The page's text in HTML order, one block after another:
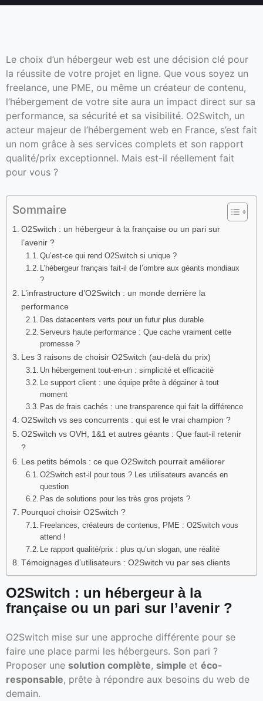
Le choix d’un hébergeur web est une décision clé pour
la réussite de votre projet en ligne. Que vous soyez un
freelance, une PME, ou même un créateur de contenu,
l’hébergement de votre site aura un impact direct sur sa
performance, sa sécurité et sa visibilité. O2Switch, un
acteur majeur de l’hébergement web en France, s’est fait
un nom grâce à ses services complets et son rapport
qualité/prix exceptionnel. Mais est-il réellement fait
pour vous ?
Sommaire
O2Switch : un hébergeur à la française ou un pari sur
l’avenir ?
Qu’est-ce qui rend O2Switch si unique ?
L’hébergeur français fait-il de l’ombre aux géants mondiaux
?
L’infrastructure d’O2Switch : un monde derrière la
performance
Des datacenters verts pour un futur plus durable
Serveurs haute performance : Que cache vraiment cette
promesse ?
Les 3 raisons de choisir O2Switch (au-delà du prix)
Un hébergement tout-en-un : simplicité et efficacité
Le support client : une équipe prête à dégainer à tout
moment
Pas de frais cachés : une transparence qui fait la différence
O2Switch vs ses concurrents : qui est le vrai champion ?
O2Switch vs OVH, 1&1 et autres géants : Que faut-il retenir
?
Les petits bémols : ce que O2Switch pourrait améliorer
O2Switch est-il pour tous ? Les utilisateurs avancés en
question
Pas de solutions pour les très gros projets ?
Pourquoi choisir O2Switch ?
Freelances, créateurs de contenus, PME : O2Switch vous
attend !
Le rapport qualité/prix : plus qu’un slogan, une réalité
Témoignages d’utilisateurs : O2Switch vu par ses clients
O2Switch : un hébergeur à la
française ou un pari sur l’avenir ?
O2Switch mise sur une approche différente pour se
faire une place parmi les hébergeurs. Son pari ?
Proposer une solution complète, simple et éco-
responsable, prête à répondre aux besoins du web de
demain.